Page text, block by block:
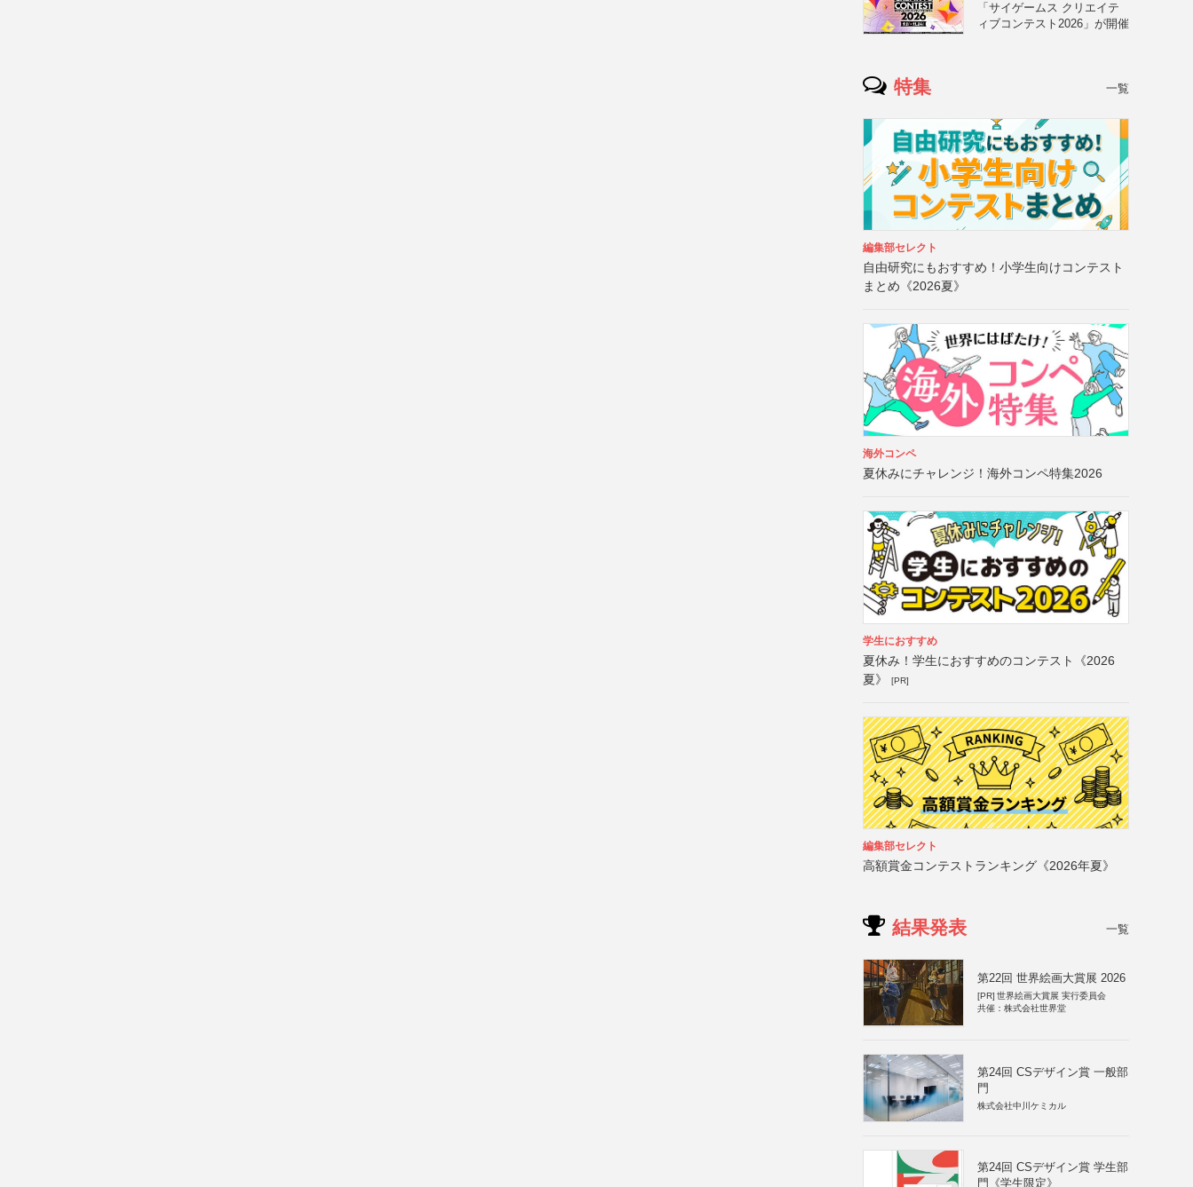
「サイゲームス クリエイテ
ィブコンテスト2026」が開催
特集 一覧
編集部セレクト
自由研究にもおすすめ！小学生向けコンテスト
まとめ《2026夏》
海外コンペ
夏休みにチャレンジ！海外コンペ特集2026
学生におすすめ
夏休み！学生におすすめのコンテスト《2026
夏》
[PR]
編集部セレクト
高額賞金コンテストランキング《2026年夏》
結果発表 一覧
第22回 世界絵画大賞展 2026
[PR] 世界絵画大賞展 実行委員会
共催：株式会社世界堂
第24回 CSデザイン賞 一般部
門
株式会社中川ケミカル
第24回 CSデザイン賞 学生部
門《学生限定》